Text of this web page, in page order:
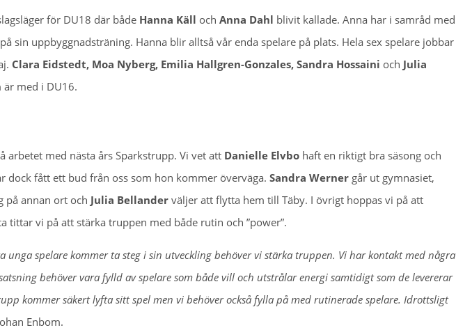
för DU18 där både Hanna Käll och Anna Dahl blivit kallade. Anna har i samråd med
sin uppbyggnadsträning. Hanna blir alltså vår enda spelare på plats. Hela sex spelare jobbar
Clara Eidstedt, Moa Nyberg, Emilia Hallgren-Gonzales, Sandra Hossaini och Julia
är med i DU16.
arbetet med nästa års Sparkstrupp. Vi vet att Danielle Elvbo haft en riktigt bra säsong och
dock fått ett bud från oss som hon kommer överväga. Sandra Werner går ut gymnasiet,
på annan ort och Julia Bellander väljer att flytta hem till Täby. I övrigt hoppas vi på att
tittar vi på att stärka truppen med både rutin och ”power”.
unga spelare kommer ta steg i sin utveckling behöver vi stärka truppen. Vi har kontakt med några
behöver vara fylld av spelare som både vill och utstrålar energi samtidigt som de levererar
kommer säkert lyfta sitt spel men vi behöver också fylla på med rutinerade spelare. Idrottsligt
Enbom.